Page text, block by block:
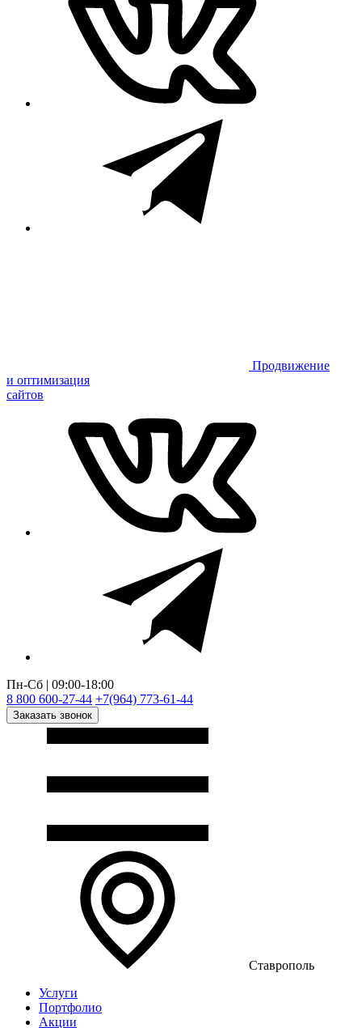
Продвижение
и оптимизация
сайтов
Пн-Сб | 09:00-18:00
8 800 600-27-44 +7(964) 773-61-44
Заказать звонок
Ставрополь
Услуги
Портфолио
Акции